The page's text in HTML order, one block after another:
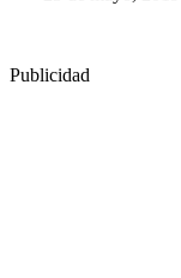
Publicidad